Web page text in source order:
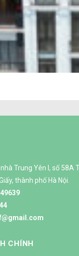
Trung Yên I, số 58A
thành phố Hà Nội.
CHÍNH